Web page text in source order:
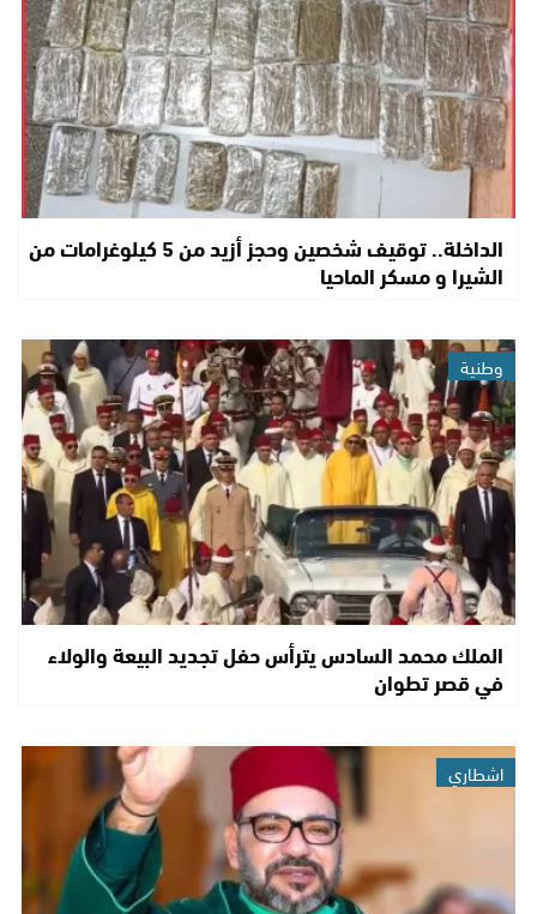
الداخلة.. توقيف شخصين وحجز أزيد من 5 كيلوغرامات من
الشيرا و مسكر الماحيا
وطنية
الملك محمد السادس يترأس حفل تجديد البيعة والولاء
في قصر تطوان
اشطاري